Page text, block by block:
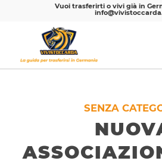
Vuoi trasferirti o vivi già in
SENZA